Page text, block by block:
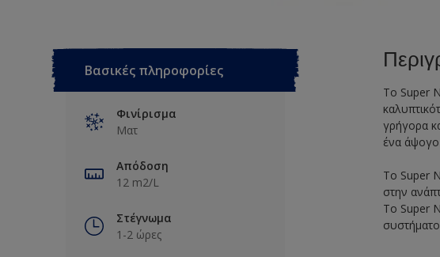
Βασικές πληροφορίες
Φινίρισμα
Ματ
Απόδοση
12 m2/L
Στέγνωμα
1-2 ώρες
Το Super
γρήγορα
ένα
Το Super
στην
Το Super